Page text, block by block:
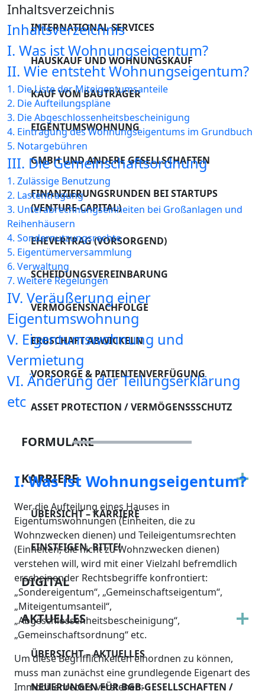
AKTUELLES
KONTAKT
Vorsorge &
Asset Protection /
Vermögenssschutz
Wohnungseigentum
Ab 2023 höhere
Steuerlast für
Vererbung /
Immobilien
Luftreinigung in
unseren
Räumlichkeiten
Haftungsausschluss
INTERNATIONAL SERVICES
HAUSKAUF UND WOHNUNGSKAUF
KAUF VOM BAUTRÄGER
EIGENTUMSWOHNUNG
GMBH UND ANDERE GESELLSCHAFTEN
FINANZIERUNGSRUNDEN BEI STARTUPS
(VENTURE-CAPITAL)
EHEVERTRAG (VORSORGEND)
SCHEIDUNGSVEREINBARUNG
VERMÖGENSNACHFOLGE
ERBSCHAFT ABWICKELN
VORSORGE & PATIENTENVERFÜGUNG
ASSET PROTECTION / VERMÖGENSSSCHUTZ
FORMULARE
KARRIERE
ÜBERSICHT – KARRIERE
EINSTEIGEN, BITTE!
DIGITAL
AKTUELLES
ÜBERSICHT – AKTUELLES
NEUERUNGEN FÜR BGB-GESELLSCHAFTEN /
Inhaltsverzeichnis
Inhaltsverzeichnis
I. Was ist Wohnungseigentum?
II. Wie entsteht Wohnungseigentum?
1. Die Liste der Miteigentumsanteile
2. Die Aufteilungspläne
3. Die Abgeschlossenheitsbescheinigung
4. Eintragung des Wohnungseigentums im Grundbuch
5. Notargebühren
III. Die Gemeinschaftsordnung
1. Zulässige Benutzung
2. Lastentragung
3. Unterabrechnungseinheiten bei Großanlagen und
Reihenhäusern
4. Sondernutzungsrechte
5. Eigentümerversammlung
6. Verwaltung
7. Weitere Regelungen
IV. Veräußerung einer
Eigentumswohnung
V. Eigentumswohnung und
Vermietung
VI. Änderung der Teilungserklärung
etc
I. Was ist Wohnungseigentum?
Wer die Aufteilung eines Hauses in
Eigentumswohnungen (Einheiten, die zu
Wohnzwecken dienen) und Teileigentumsrechten
(Einheiten, die nicht zu Wohnzwecken dienen)
verstehen will, wird mit einer Vielzahl befremdlich
erscheinender Rechtsbegriffe konfrontiert:
„Sondereigentum“, „Gemeinschaftseigentum“,
„Miteigentumsanteil“,
„Abgeschlossenheitsbescheinigung“,
„Gemeinschaftsordnung“ etc.
Um diese Begrifflichkeiten einordnen zu können,
muss man zunächst eine grundlegende Eigenart des
Immobilienrechts verstehen: